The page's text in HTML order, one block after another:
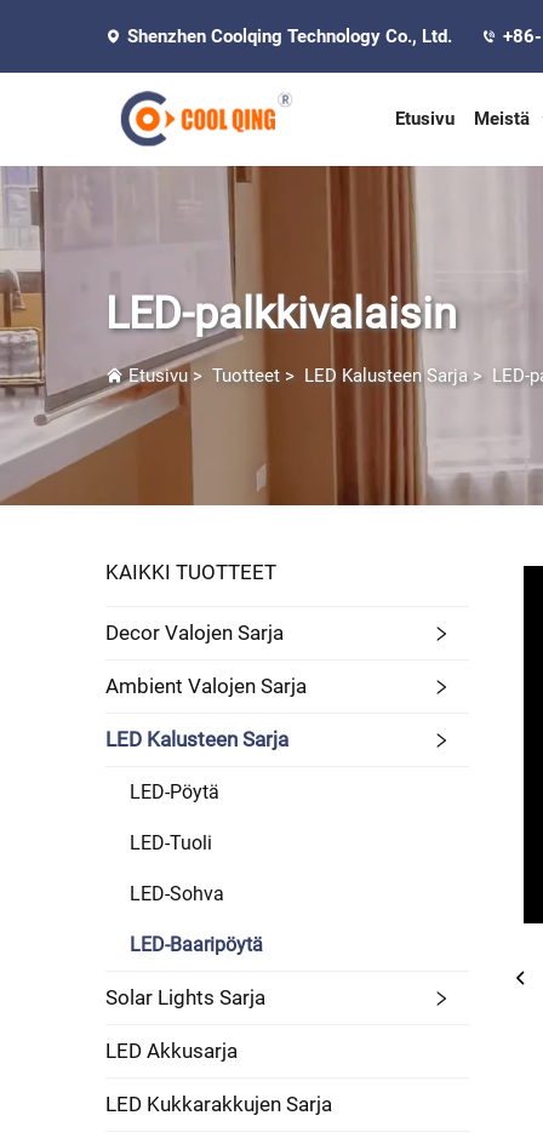
Shenzhen Coolqing Technology Co., Ltd.
Etusivu Meistä
LED-palkkivalaisin
Etusivu > Tuotteet > LED Kalusteen Sarja> LED-
KAIKKI TUOTTEET
Decor Valojen Sarja
Ambient Valojen Sarja
LED Kalusteen Sarja
LED-Pöytä
LED-Tuoli
LED-Sohva
LED-Baaripöytä
Solar Lights Sarja
LED Akku­sarja
LED Kukkarakkujen Sarja